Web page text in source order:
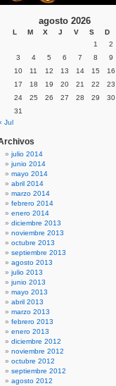
agosto 2026
L M X J V S
D
1
2
3
4 5 6 7 8
9
10
11 12 13 14 15
16
17
18 19 20 21 22
23
24
25 26 27 28 29
30
31
Jul
julio 2014
junio 2014
mayo 2014
abril 2014
marzo 2014
febrero 2014
enero 2014
diciembre 2013
noviembre 2013
octubre 2013
septiembre 2013
agosto 2013
julio 2013
junio 2013
mayo 2013
abril 2013
marzo 2013
febrero 2013
enero 2013
diciembre 2012
noviembre 2012
octubre 2012
septiembre 2012
agosto 2012